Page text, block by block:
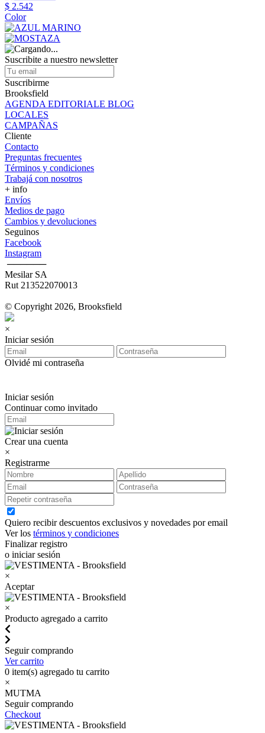
$ 2.542
Color
Suscribite a nuestro newsletter
Suscribirme
Brooksfield
AGENDA EDITORIALE BLOG
LOCALES
CAMPAÑAS
Cliente
Contacto
Preguntas frecuentes
Términos y condiciones
Trabajá con nosotros
+ info
Envíos
Medios de pago
Cambios y devoluciones
Seguinos
Facebook
Instagram
‎ ──────
Mesilar SA
Rut 213522070013
© Copyright 2026, Brooksfield
×
Iniciar sesión
Olvidé mi contraseña
Iniciar sesión
Continuar como invitado
Crear una cuenta
×
Registrarme
Quiero recibir descuentos exclusivos y novedades por email
Ver los términos y condiciones
Finalizar registro
o iniciar sesión
×
Aceptar
×
Producto agregado a carrito
Seguir comprando
Ver carrito
0 item(s) agregado tu carrito
×
MUTMA
Seguir comprando
Checkout